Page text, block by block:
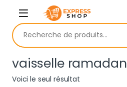
Skip to navigation
Skip to content
Recherche pour :
vaisselle ramadan
Voici le seul résultat